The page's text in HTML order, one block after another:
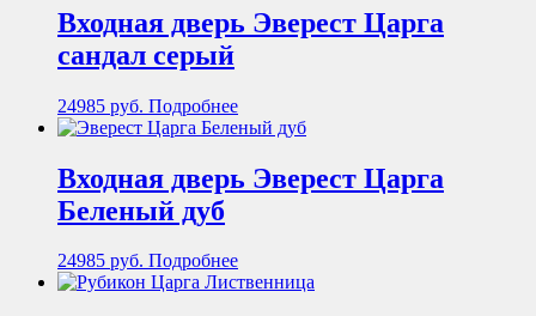
Входная дверь Эверест Царга
сандал серый
24985 руб. Подробнее
Входная дверь Эверест Царга
Беленый дуб
24985 руб. Подробнее